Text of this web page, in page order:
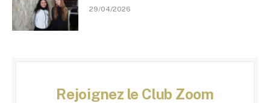
29/04/2026
Rejoignez le Club Zoom